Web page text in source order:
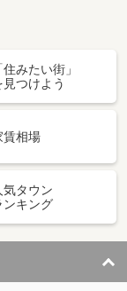
住みたい街」
見つけよう
賃相場
気タウン
ンキング